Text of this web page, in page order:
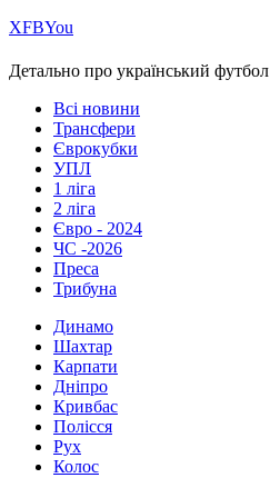
ХFBYou
Детально про український футбол
Всі новини
Трансфери
Єврокубки
УПЛ
1 ліга
2 ліга
Євро - 2024
ЧС -2026
Преса
Трибуна
Динамо
Шахтар
Карпати
Дніпро
Кривбас
Полісся
Рух
Колос